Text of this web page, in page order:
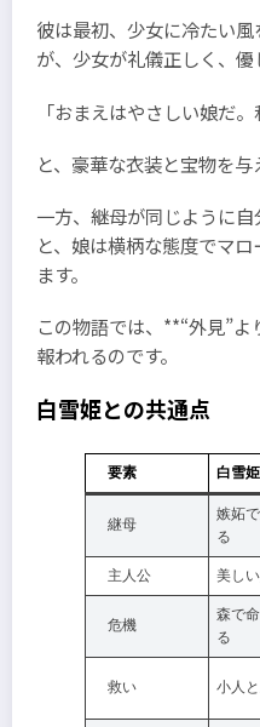
彼は最初、少女に冷たい
が、少女が礼儀正しく、優
「おまえはやさしい娘だ
と、豪華な衣装と宝物を与
一方、継母が同じように
と、娘は横柄な態度でマ
ます。
この物語では、**“外見”
報われるのです。
白雪姫との共通点
要素 白雪姫
継母
嫉妬
る
主人公 美し
危機
森で
る
救い 小人